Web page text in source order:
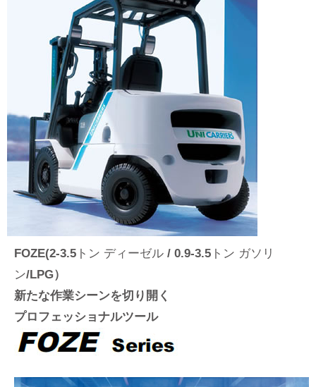
FOZE(2-3.5 トン ディーゼル / 0.9-3.5 トン ガソリ
ン/LPG）
新たな作業シーンを切り開く
プロフェッショナルツール